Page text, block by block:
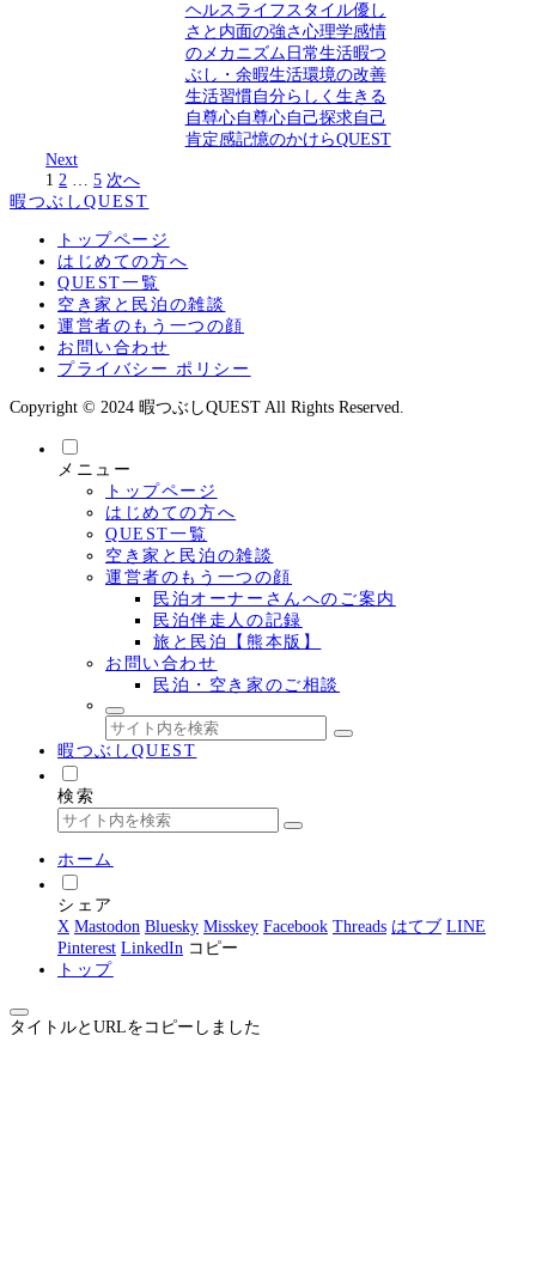
ヘルス ライフスタイル優し
さと内面の強さ 心理学感情
のメカニズム 日常生活暇つ
ぶし・余暇生活環境の改善
生活習慣自分らしく生きる
自尊心自尊心自己探求自己
肯定感記憶のかけらQUEST
Next
1 2 … 5 次へ
暇つぶしQUEST
トップページ
はじめての方へ
QUEST一覧
空き家と民泊の雑談
運営者のもう一つの顔
お問い合わせ
プライバシー ポリシー
Copyright © 2024 暇つぶしQUEST All Rights Reserved.
メニュー
トップページ
はじめての方へ
QUEST一覧
空き家と民泊の雑談
運営者のもう一つの顔
民泊オーナーさんへのご案内
民泊伴走人の記録
旅と民泊【熊本版】
お問い合わせ
民泊・空き家のご相談
暇つぶしQUEST
検索
ホーム
シェア
X Mastodon Bluesky Misskey Facebook Threads はてブ LINE
Pinterest LinkedIn コピー
トップ
タイトルとURLをコピーしました